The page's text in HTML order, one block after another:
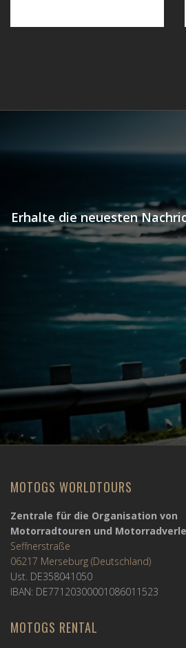
Erhalte die neuesten
MOTOGS WORLDTOURS
Zentrale für die Organisation von
Motorradtouren und
Seffnerstraße
06217 Merseburg (Deutschland)
Ust. DE358041050
IBAN: DE77120300001086011523
MOTOGS RENTAL